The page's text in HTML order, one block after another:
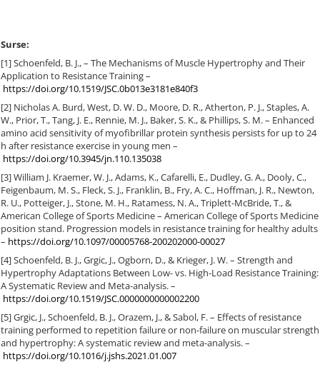
Surse:
[1] Schoenfeld, B. J., – The Mechanisms of Muscle Hypertrophy and Their
Application to Resistance Training –
https://doi.org/10.1519/JSC.0b013e3181e840f3
[2] Nicholas A. Burd, West, D. W. D., Moore, D. R., Atherton, P. J., Staples, A.
W., Prior, T., Tang, J. E., Rennie, M. J., Baker, S. K., & Phillips, S. M. – Enhanced
amino acid sensitivity of myofibrillar protein synthesis persists for up to 24
h after resistance exercise in young men –
https://doi.org/10.3945/jn.110.135038
[3] William J. Kraemer, W. J., Adams, K., Cafarelli, E., Dudley, G. A., Dooly, C.,
Feigenbaum, M. S., Fleck, S. J., Franklin, B., Fry, A. C., Hoffman, J. R., Newton,
R. U., Potteiger, J., Stone, M. H., Ratamess, N. A., Triplett-McBride, T., &
American College of Sports Medicine – American College of Sports Medicine
position stand. Progression models in resistance training for healthy adults
– https://doi.org/10.1097/00005768-200202000-00027
[4] Schoenfeld, B. J., Grgic, J., Ogborn, D., & Krieger, J. W. – Strength and
Hypertrophy Adaptations Between Low- vs. High-Load Resistance Training:
A Systematic Review and Meta-analysis. –
https://doi.org/10.1519/JSC.0000000000002200
[5] Grgic, J., Schoenfeld, B. J., Orazem, J., & Sabol, F. – Effects of resistance
training performed to repetition failure or non-failure on muscular strength
and hypertrophy: A systematic review and meta-analysis. –
https://doi.org/10.1016/j.jshs.2021.01.007